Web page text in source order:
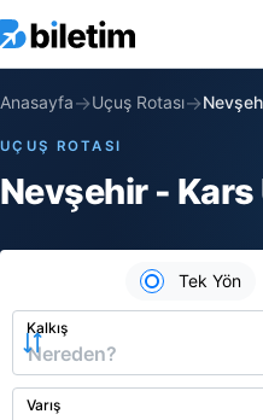
Anasayfa→Uçuş Rotası→
UÇUŞ ROTASI
Nevşehir - Kars
Tek Yön
Kalkış
Varış